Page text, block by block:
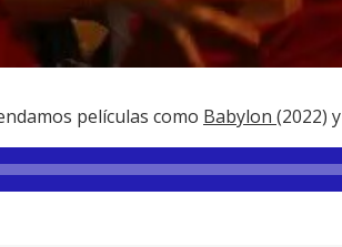
películas como Babylon (2022) y